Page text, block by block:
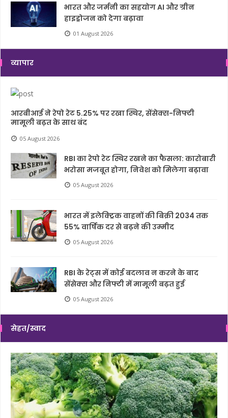
भारत और जर्मनी का सहयोग AI और ग्रीन
हाइड्रोजन को देगा बढ़ावा
01 August 2026
व्यापार
आरबीआई ने रेपो रेट 5.25% पर रखा स्थिर, सेंसेक्स-निफ्टी
मामूली बढ़त के साथ बंद
05 August 2026
RBI का रेपो रेट स्थिर रखने का फैसला: कारोबारी
भरोसा मजबूत होगा, निवेश को मिलेगा बढ़ावा
05 August 2026
भारत में इलेक्ट्रिक वाहनों की बिक्री 2034 तक
55% वार्षिक दर से बढ़ने की उम्मीद
05 August 2026
RBI के रेट्स में कोई बदलाव न करने के बाद
सेंसेक्स और निफ्टी में मामूली बढ़त हुई
05 August 2026
सेहत/स्वाद